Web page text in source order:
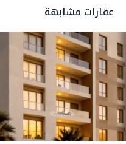
عقارات مشابهة